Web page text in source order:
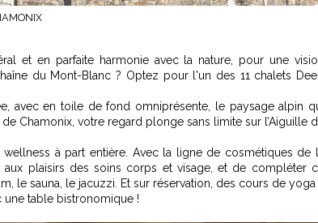
et en parfaite harmonie avec la nature, pour une
du Mont-Blanc ? Optez pour l'un des 11 chalets
avec en toile de fond omniprésente, le paysage alpin
Chamonix, votre regard plonge sans limite sur l’Aiguille
wellness à part entière. Avec la ligne de cosmétiques de
aux plaisirs des soins corps et visage, et de compléter
le sauna, le jacuzzi. Et sur réservation, des cours de yoga
une table bistronomique !